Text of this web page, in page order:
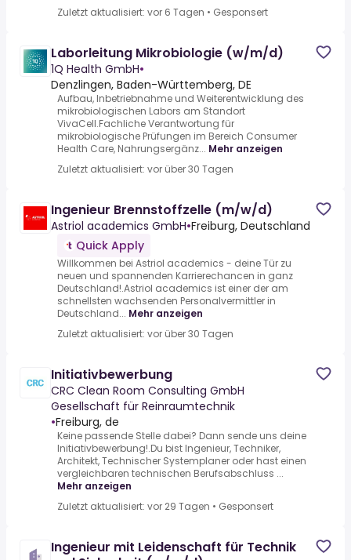
Zuletzt aktualisiert: vor 6 Tagen • Gesponsert
Laborleitung Mikrobiologie (w/m/d)
1Q Health GmbH•
Denzlingen, Baden-Württemberg, DE
Aufbau, Inbetriebnahme und Weiterentwicklung des
mikrobiologischen Labors am Standort
VivaCell.Fachliche Verantwortung für
mikrobiologische Prüfungen im Bereich Consumer
Health Care, Nahrungsergänz... Mehr anzeigen
Zuletzt aktualisiert: vor über 30 Tagen
Ingenieur Brennstoffzelle (m/w/d)
Astriol academics GmbH•Freiburg, Deutschland
Quick Apply
Willkommen bei Astriol academics - deine Tür zu
neuen und spannenden Karrierechancen in ganz
Deutschland!.Astriol academics ist einer der am
schnellsten wachsenden Personalvermittler in
Deutschland... Mehr anzeigen
Zuletzt aktualisiert: vor über 30 Tagen
Initiativbewerbung
CRC Clean Room Consulting GmbH
Gesellschaft für Reinraumtechnik
•Freiburg, de
Keine passende Stelle dabei? Dann sende uns ​deine ​
Initiativbewerbung!.Du bist Ingenieur, Techniker,
Architekt, Technischer Systemplaner oder hast einen
vergleichbaren technischen Berufsabschluss ...
Mehr anzeigen
Zuletzt aktualisiert: vor 29 Tagen • Gesponsert
Ingenieur mit Leidenschaft für Technik